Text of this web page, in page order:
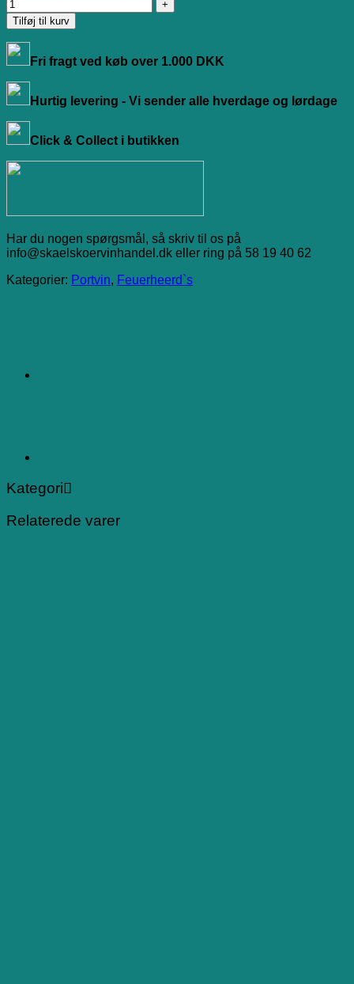
Tilføj til kurv
Fri fragt ved køb over 1.000 DKK
Hurtig levering - Vi sender alle hverdage og lørdage
Click & Collect i butikken
Har du nogen spørgsmål, så skriv til os på
info@skaelskoervinhandel.dk eller ring på 58 19 40 62
Kategorier: Portvin, Feuerheerd`s
Kategori
Relaterede varer